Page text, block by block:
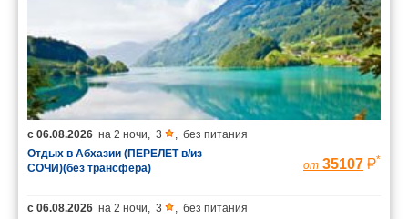
с 06.08.2026 на 2 ночи, 3 , без питания
Отдых в Абхазии (ПЕРЕЛЕТ в/из
СОЧИ)(без трансфера)
от 35107 *
с 06.08.2026 на 2 ночи, 3 , без питания